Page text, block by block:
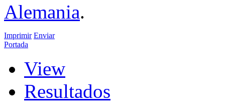
Alemania.
Imprimir Enviar
Portada
View
Resultados